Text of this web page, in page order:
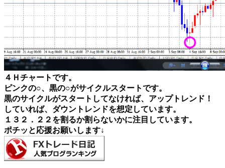
４Ｈチャートです。
ピンクの○、黒の○がサイクルスタートです。
黒のサイクルがスタートしてなければ、アップトレンド！
していれば、ダウントレンドを想定しています。
１３２．２２を割るか割らないかに注目しています。
ポチッと応援お願いします↓